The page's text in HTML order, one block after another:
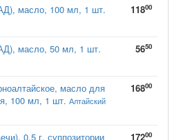
масло, 100 мл, 1 шт. 11800
масло, 50 мл, 1 шт. 5650
масло для
100 мл, 1 шт. Алтайский
16800
0.5 г, суппозитории
17200